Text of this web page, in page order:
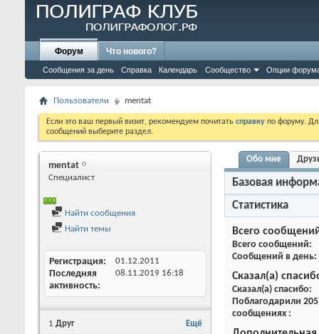
Форум
Сообщения за день Справка Календарь Сообщество Опции
Что нового?
Пользователи mentat
Если это ваш первый визит, рекомендуем почитать справку по форуму.
сообщений выберите раздел.
mentat
Специалист
Найти сообщения
Найти темы
Регистрация 01.12.2011
Последняя
активность
08.11.2019 16:18
Ещё
1 Друг
Обо мне
Базовая
Статистика
Всего
Всего сообщений
Сообщений в день
Сказал(а)
Сказал(а) спасибо
Поблагодарили 205
сообщениях